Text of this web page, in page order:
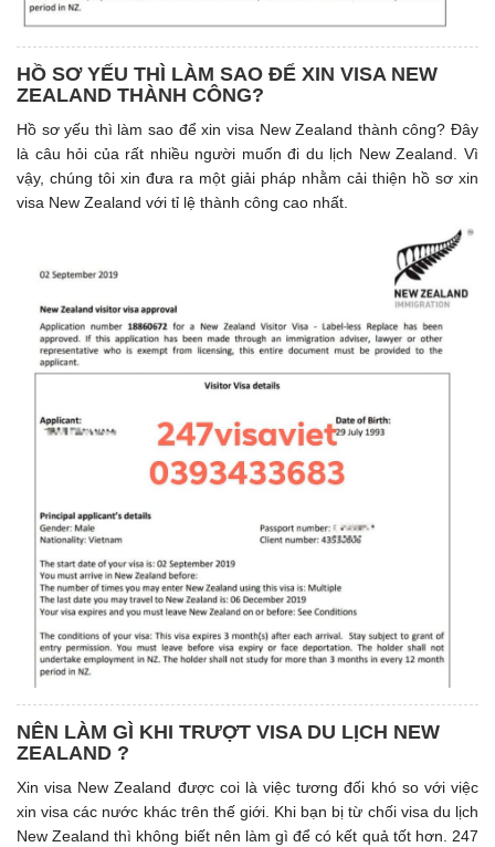
HỒ SƠ YẾU THÌ LÀM SAO ĐỂ XIN VISA NEW
ZEALAND THÀNH CÔNG?
Hồ sơ yếu thì làm sao để xin visa New Zealand thành công? Đây
là câu hỏi của rất nhiều người muốn đi du lịch New Zealand. Vì
vậy, chúng tôi xin đưa ra một giải pháp nhằm cải thiện hồ sơ xin
visa New Zealand với tỉ lệ thành công cao nhất.
NÊN LÀM GÌ KHI TRƯỢT VISA DU LỊCH NEW
ZEALAND ?
Xin visa New Zealand được coi là việc tương đối khó so với việc
xin visa các nước khác trên thế giới. Khi bạn bị từ chối visa du lịch
New Zealand thì không biết nên làm gì để có kết quả tốt hơn. 247